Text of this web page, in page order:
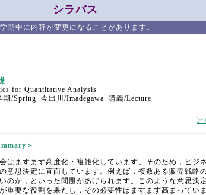
シラバス
期中に内容が変更になることがあります。
for Quantitative Analysis
/Spring 今出川/Imadegawa 講義/Lecture
＞
はますます高度化・複雑化しています。そのため，ビジ
意思決定に直面しています。例えば，複数ある販売戦略
のか，といった問題があげられます。このような意思決
重要な役割を果たし，その必要性はますます高まってい